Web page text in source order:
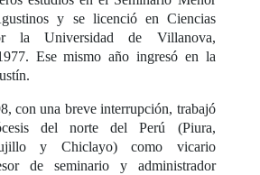
y se licenció en Ciencias
la Universidad de Villanova,
Ese mismo año ingresó en la
con una breve interrupción, trabajó
del norte del Perú (Piura,
y Chiclayo) como vicario
de seminario y administrador